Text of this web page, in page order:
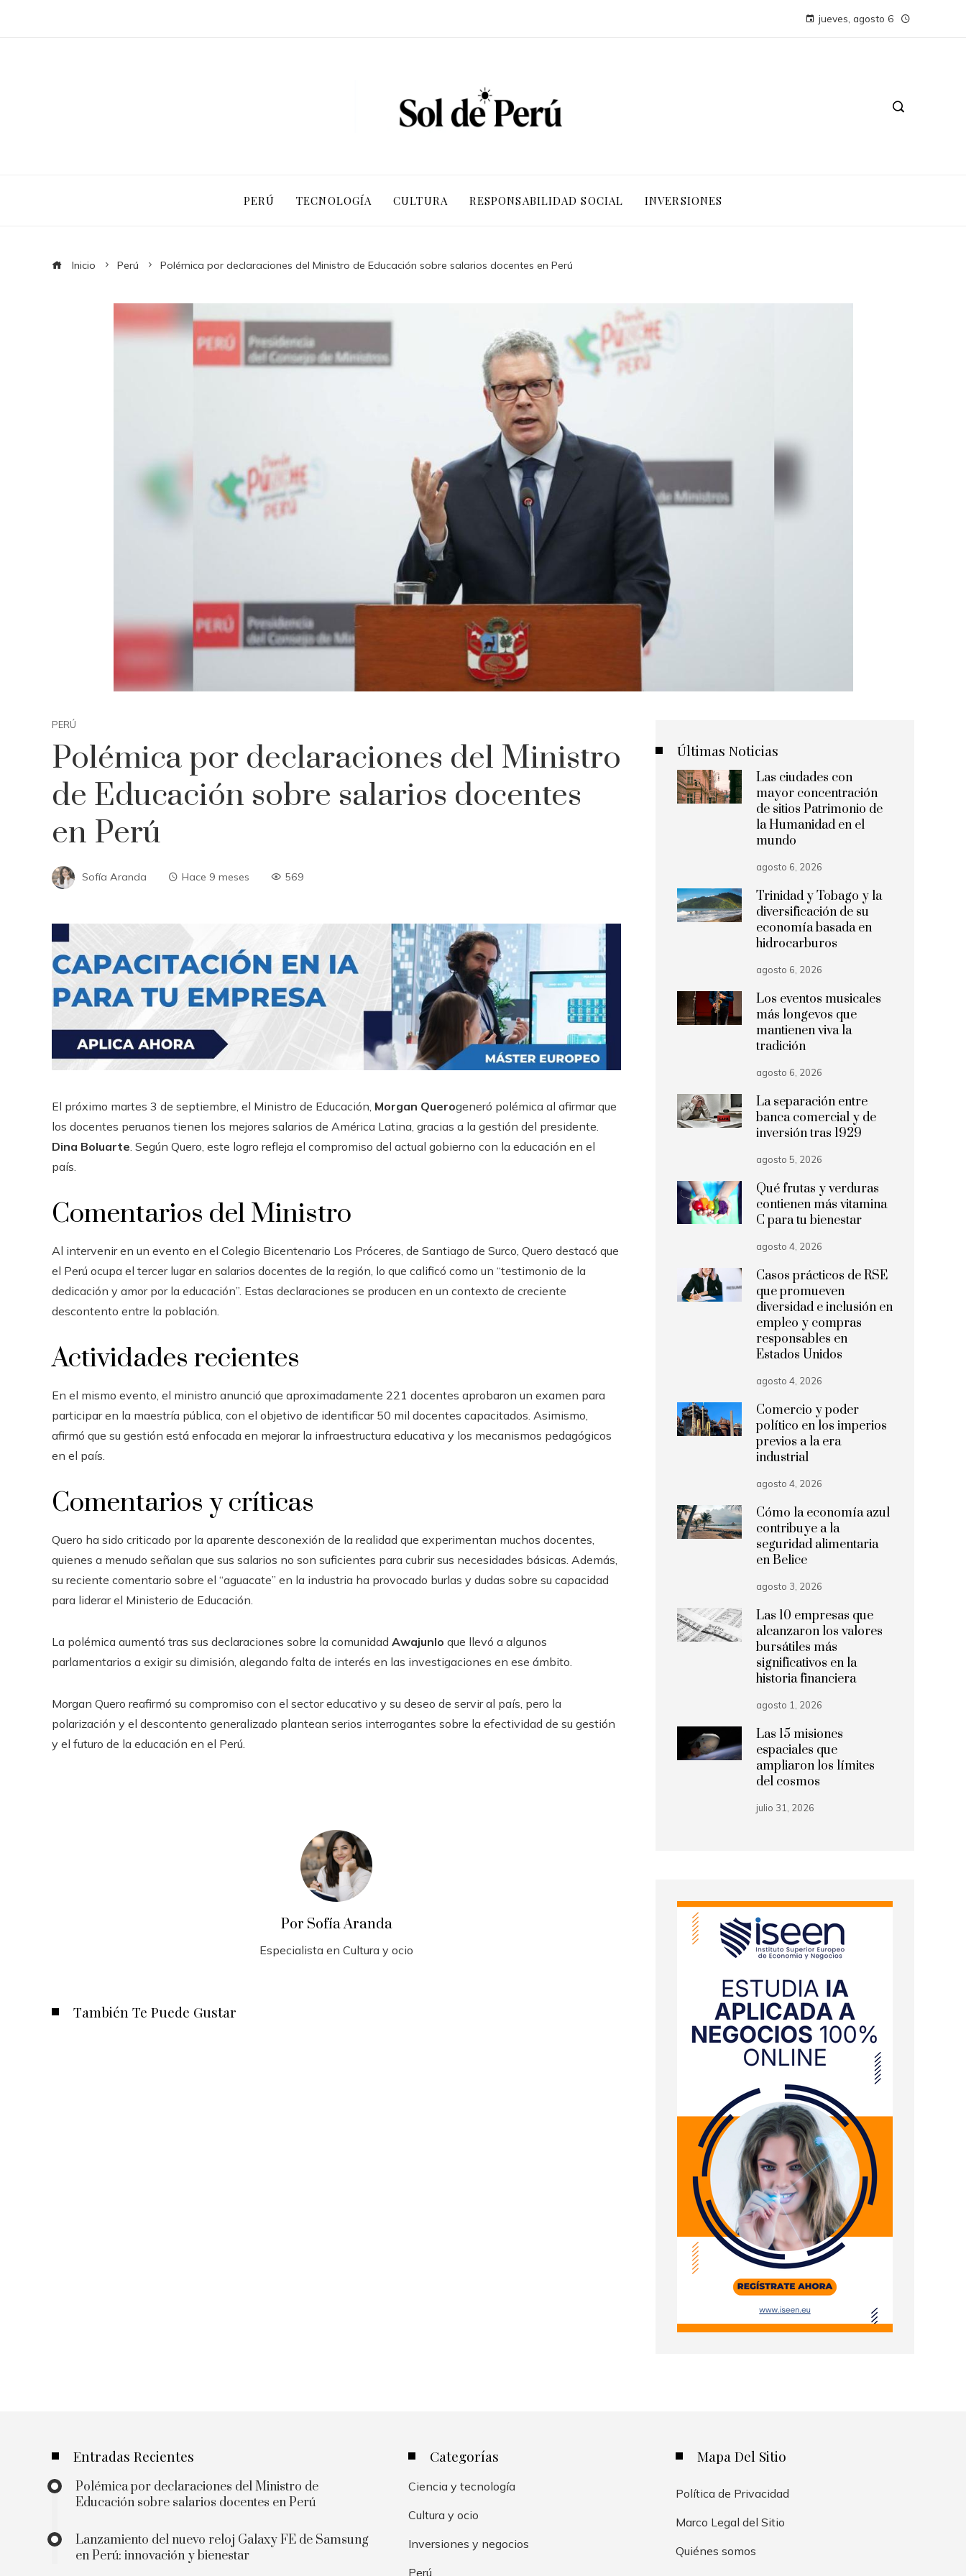
jueves, agosto 6
PERÚ TECNOLOGÍA CULTURA RESPONSABILIDAD SOCIAL INVERSIONES
Inicio Perú Polémica por declaraciones del Ministro de Educación sobre salarios docentes en Perú
PERÚ
Polémica por declaraciones del Ministro
de Educación sobre salarios docentes
en Perú
Sofía Aranda Hace 9 meses 569
El próximo martes 3 de septiembre, el Ministro de Educación, Morgan Querogeneró polémica al afirmar que
los docentes peruanos tienen los mejores salarios de América Latina, gracias a la gestión del presidente.
Dina Boluarte. Según Quero, este logro refleja el compromiso del actual gobierno con la educación en el
país.
Comentarios del Ministro
Al intervenir en un evento en el Colegio Bicentenario Los Próceres, de Santiago de Surco, Quero destacó que
el Perú ocupa el tercer lugar en salarios docentes de la región, lo que calificó como un “testimonio de la
dedicación y amor por la educación”. Estas declaraciones se producen en un contexto de creciente
descontento entre la población.
Actividades recientes
En el mismo evento, el ministro anunció que aproximadamente 221 docentes aprobaron un examen para
participar en la maestría pública, con el objetivo de identificar 50 mil docentes capacitados. Asimismo,
afirmó que su gestión está enfocada en mejorar la infraestructura educativa y los mecanismos pedagógicos
en el país.
Comentarios y críticas
Quero ha sido criticado por la aparente desconexión de la realidad que experimentan muchos docentes,
quienes a menudo señalan que sus salarios no son suficientes para cubrir sus necesidades básicas. Además,
su reciente comentario sobre el “aguacate” en la industria ha provocado burlas y dudas sobre su capacidad
para liderar el Ministerio de Educación.
La polémica aumentó tras sus declaraciones sobre la comunidad Awajunlo que llevó a algunos
parlamentarios a exigir su dimisión, alegando falta de interés en las investigaciones en ese ámbito.
Morgan Quero reafirmó su compromiso con el sector educativo y su deseo de servir al país, pero la
polarización y el descontento generalizado plantean serios interrogantes sobre la efectividad de su gestión
y el futuro de la educación en el Perú.
Por Sofía Aranda
Especialista en Cultura y ocio
También Te Puede Gustar
Últimas Noticias
Las ciudades con
mayor concentración
de sitios Patrimonio de
la Humanidad en el
mundo
agosto 6, 2026
Trinidad y Tobago y la
diversificación de su
economía basada en
hidrocarburos
agosto 6, 2026
Los eventos musicales
más longevos que
mantienen viva la
tradición
agosto 6, 2026
La separación entre
banca comercial y de
inversión tras 1929
agosto 5, 2026
Qué frutas y verduras
contienen más vitamina
C para tu bienestar
agosto 4, 2026
Casos prácticos de RSE
que promueven
diversidad e inclusión en
empleo y compras
responsables en
Estados Unidos
agosto 4, 2026
Comercio y poder
político en los imperios
previos a la era
industrial
agosto 4, 2026
Cómo la economía azul
contribuye a la
seguridad alimentaria
en Belice
agosto 3, 2026
Las 10 empresas que
alcanzaron los valores
bursátiles más
significativos en la
historia financiera
agosto 1, 2026
Las 15 misiones
espaciales que
ampliaron los límites
del cosmos
julio 31, 2026
Entradas Recientes
Polémica por declaraciones del Ministro de
Educación sobre salarios docentes en Perú
Lanzamiento del nuevo reloj Galaxy FE de Samsung
en Perú: innovación y bienestar
Categorías
Ciencia y tecnología
Cultura y ocio
Inversiones y negocios
Perú
Mapa Del Sitio
Política de Privacidad
Marco Legal del Sitio
Quiénes somos